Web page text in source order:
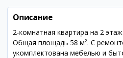
Описание
2-комнатная квартира на 2
Общая площадь 58 м². С
укомплектована мебелью и